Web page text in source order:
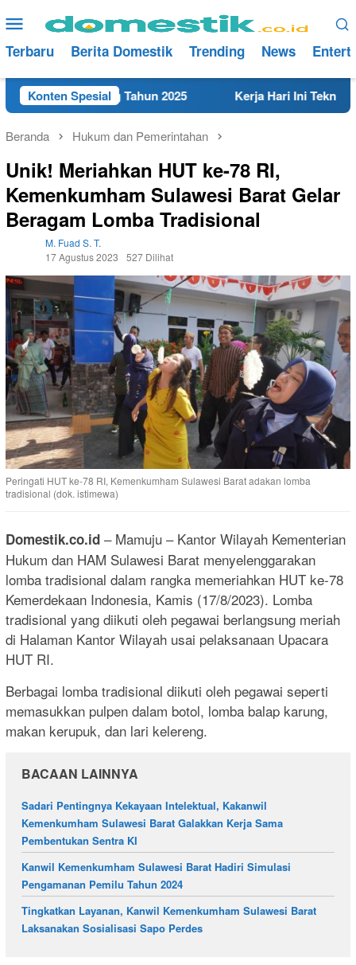
ke
konten
Menu
Mobile
Terbaru Berita Domestik Trending News
Konten Spesial
di Rembang Tahun 2025 Kerja Hari Ini Teknisi/
Beranda Hukum dan Pemerintahan
Unik! Meriahkan HUT ke-78 RI,
Kemenkumham Sulawesi Barat Gelar
Beragam Lomba Tradisional
M. Fuad S. T.
17 Agustus 2023
527 Dilihat
Peringati HUT ke-78 RI, Kemenkumham Sulawesi Barat adakan lomba
tradisional (dok. istimewa)
Domestik.co.id – Mamuju – Kantor Wilayah Kementerian
Hukum dan HAM Sulawesi Barat menyelenggarakan
lomba tradisional dalam rangka memeriahkan HUT ke-78
Kemerdekaan Indonesia, Kamis (17/8/2023). Lomba
tradisional yang diikuti oleh pegawai berlangsung meriah
di Halaman Kantor Wilayah usai pelaksanaan Upacara
HUT RI.
Berbagai lomba tradisional diikuti oleh pegawai seperti
memasukkan pulpen dalam botol, lomba balap karung,
makan kerupuk, dan lari kelereng.
BACAAN LAINNYA
Sadari Pentingnya Kekayaan Intelektual, Kakanwil
Kemenkumham Sulawesi Barat Galakkan Kerja Sama
Pembentukan Sentra KI
Kanwil Kemenkumham Sulawesi Barat Hadiri Simulasi
Pengamanan Pemilu Tahun 2024
Tingkatkan Layanan, Kanwil Kemenkumham Sulawesi Barat
Laksanakan Sosialisasi Sapo Perdes